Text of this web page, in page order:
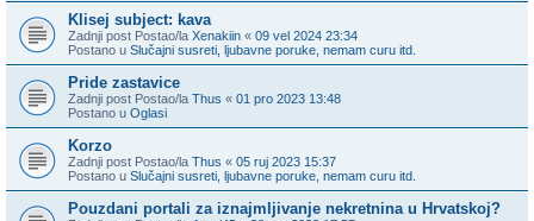
Klisej subject: kava
Zadnji post Postao/la Xenakiin « 09 vel 2024 23:34
Postano u Slučajni susreti, ljubavne poruke, nemam curu itd.
Pride zastavice
Zadnji post Postao/la Thus « 01 pro 2023 13:48
Postano u Oglasi
Korzo
Zadnji post Postao/la Thus « 05 ruj 2023 15:37
Postano u Slučajni susreti, ljubavne poruke, nemam curu itd.
Pouzdani portali za iznajmljivanje nekretnina u Hrvatskoj?